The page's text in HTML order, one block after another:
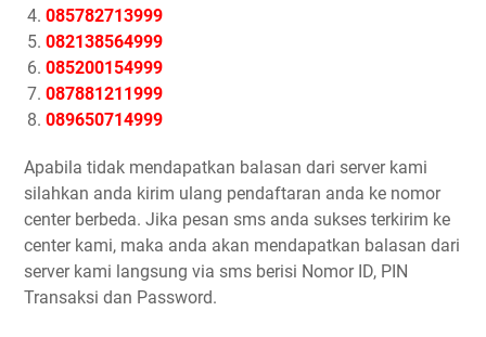
085782713999
082138564999
085200154999
087881211999
089650714999
Apabila tidak mendapatkan balasan dari server kami
silahkan anda kirim ulang pendaftaran anda ke nomor
center berbeda. Jika pesan sms anda sukses terkirim ke
center kami, maka anda akan mendapatkan balasan dari
server kami langsung via sms berisi Nomor ID, PIN
Transaksi dan Password.